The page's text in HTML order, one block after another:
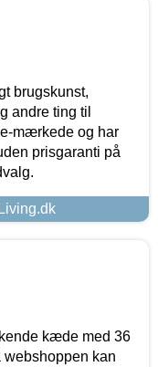
brugskunst,
andre ting til
mærkede og har
prisgaranti på
kæde med 36
webshoppen kan